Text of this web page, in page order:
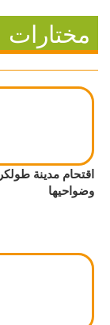
مختارات
اقتحام مدينة
وضواحيها